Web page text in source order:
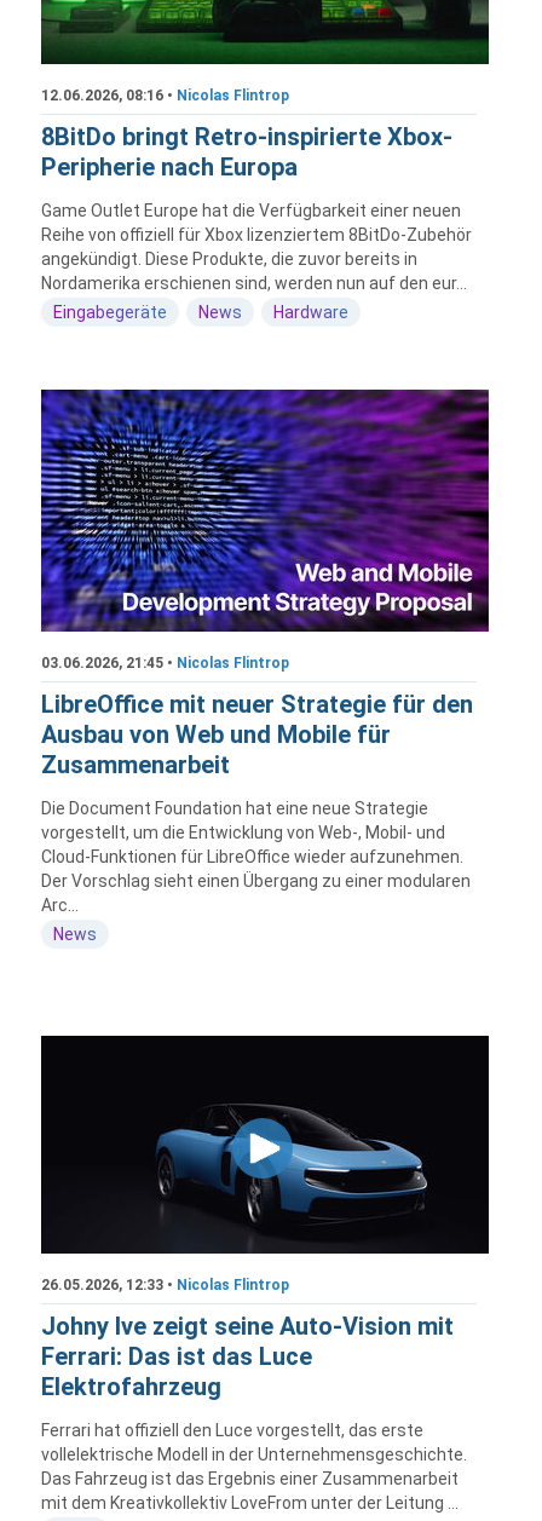
12.06.2026, 08:16 • Nicolas Flintrop
8BitDo bringt Retro-inspirierte Xbox-
Peripherie nach Europa
Game Outlet Europe hat die Verfügbarkeit einer neuen
Reihe von offiziell für Xbox lizenziertem 8BitDo-Zubehör
angekündigt. Diese Produkte, die zuvor bereits in
Nordamerika erschienen sind, werden nun auf den eur...
Eingabegeräte
News Hardware
03.06.2026, 21:45 • Nicolas Flintrop
LibreOffice mit neuer Strategie für den
Ausbau von Web und Mobile für
Zusammenarbeit
Die Document Foundation hat eine neue Strategie
vorgestellt, um die Entwicklung von Web-, Mobil- und
Cloud-Funktionen für LibreOffice wieder aufzunehmen.
Der Vorschlag sieht einen Übergang zu einer modularen
Arc...
News
26.05.2026, 12:33 • Nicolas Flintrop
Johny Ive zeigt seine Auto-Vision mit
Ferrari: Das ist das Luce
Elektrofahrzeug
Ferrari hat offiziell den Luce vorgestellt, das erste
vollelektrische Modell in der Unternehmensgeschichte.
Das Fahrzeug ist das Ergebnis einer Zusammenarbeit
mit dem Kreativkollektiv LoveFrom unter der Leitung ...